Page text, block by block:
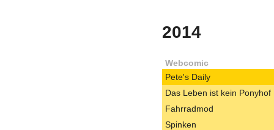
2014
Webcomic
Pete's Daily
Das Leben ist kein Ponyhof
Fahrradmod
Spinken